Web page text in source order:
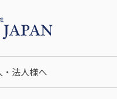
法人様へ